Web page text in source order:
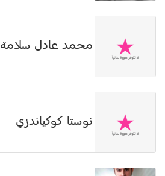
محمد عادل سلامة
نوستا كوكياندزي